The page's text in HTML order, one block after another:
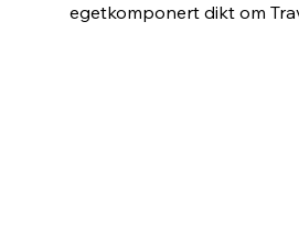
egetkomponert dikt om